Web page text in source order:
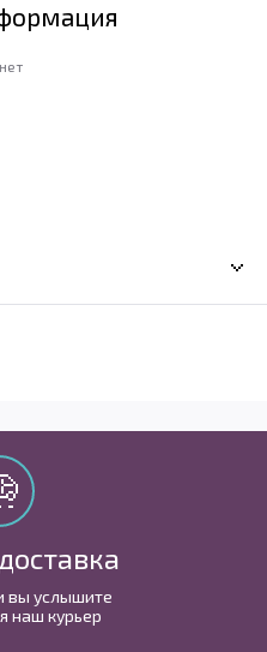
нет
вы услышите
наш курьер